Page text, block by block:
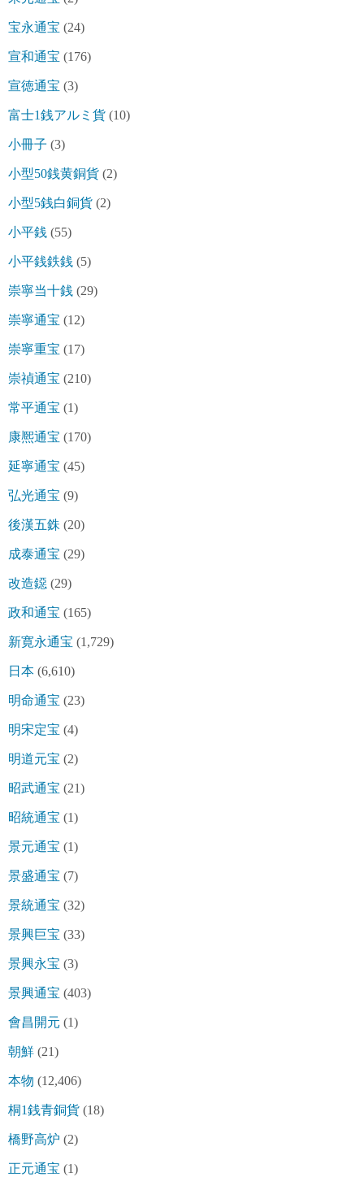
宝永通宝 (24)
宣和通宝 (176)
宣徳通宝 (3)
富士1銭アルミ貨 (10)
小冊子 (3)
小型50銭黄銅貨 (2)
小型5銭白銅貨 (2)
小平銭 (55)
小平銭鉄銭 (5)
崇寧当十銭 (29)
崇寧通宝 (12)
崇寧重宝 (17)
崇禎通宝 (210)
常平通宝 (1)
康熈通宝 (170)
延寧通宝 (45)
弘光通宝 (9)
後漢五銖 (20)
成泰通宝 (29)
改造鐚 (29)
政和通宝 (165)
新寛永通宝 (1,729)
日本 (6,610)
明命通宝 (23)
明宋定宝 (4)
明道元宝 (2)
昭武通宝 (21)
昭統通宝 (1)
景元通宝 (1)
景盛通宝 (7)
景統通宝 (32)
景興巨宝 (33)
景興永宝 (3)
景興通宝 (403)
會昌開元 (1)
朝鮮 (21)
本物 (12,406)
桐1銭青銅貨 (18)
橋野高炉 (2)
正元通宝 (1)